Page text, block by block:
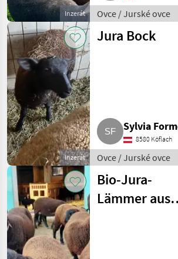
Inzerát Ovce / Jurské ovce
Inzerát
Jura Bock
Sylvia
8580 Köflach
Ovce / Jurské ovce
Bio-Jura-
Lämmer aus